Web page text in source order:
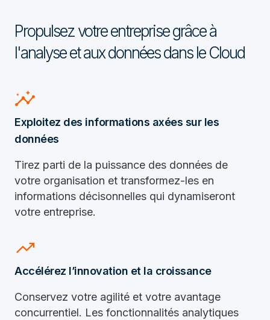
Propulsez votre entreprise grâce à
l'analyse et aux données dans le Cloud
insights
Exploitez des informations axées sur les
données
Tirez parti de la puissance des données de
votre organisation et transformez-les en
informations décisonnelles qui dynamiseront
votre entreprise.
trending_up
Accélérez l’innovation et la croissance
Conservez votre agilité et votre avantage
concurrentiel. Les fonctionnalités analytiques